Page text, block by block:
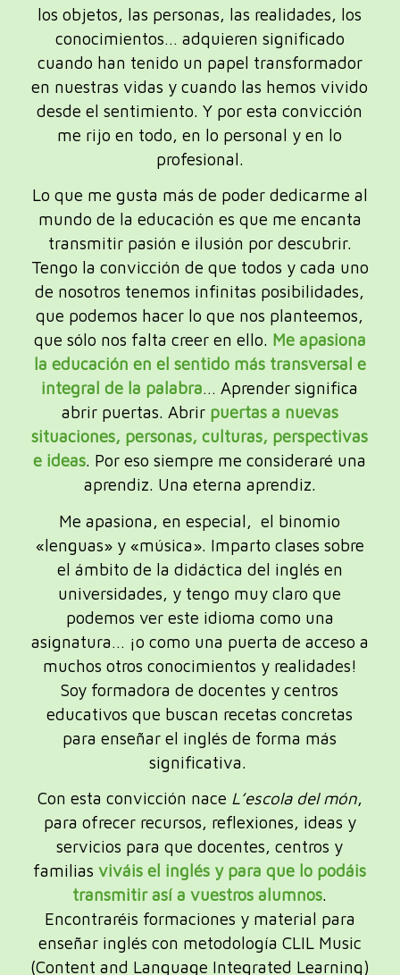
los objetos, las personas, las realidades, los
conocimientos… adquieren significado
cuando han tenido un papel transformador
en nuestras vidas y cuando las hemos vivido
desde el sentimiento. Y por esta convicción
me rijo en todo, en lo personal y en lo
profesional.
Lo que me gusta más de poder dedicarme al
mundo de la educación es que me encanta
transmitir pasión e ilusión por descubrir.
Tengo la convicción de que todos y cada uno
de nosotros tenemos infinitas posibilidades,
que podemos hacer lo que nos planteemos,
que sólo nos falta creer en ello. Me apasiona
la educación en el sentido más transversal e
integral de la palabra… Aprender significa
abrir puertas. Abrirpuertas a nuevas
situaciones, personas, culturas, perspectivas
e ideas. Por eso siempre me consideraré una
aprendiz. Una eterna aprendiz.
Me apasiona, en especial, el binomio
«lenguas» y «música». Imparto clases sobre
el ámbito de la didáctica del inglés en
universidades, y tengo muy claro que
podemos ver este idioma como una
asignatura… ¡o como una puerta de acceso a
muchos otros conocimientos y realidades!
Soy formadora de docentes y centros
educativos que buscan recetas concretas
para enseñar el inglés de forma más
significativa.
Con esta convicción nace L’escola del món,
para ofrecer recursos, reflexiones, ideas y
servicios para que docentes, centros y
familiasviváis el inglés y para que lo podáis
transmitir así a vuestros alumnos.
Encontraréis formaciones y material para
enseñar inglés con metodología CLIL Music
(Content and Language Integrated Learning)